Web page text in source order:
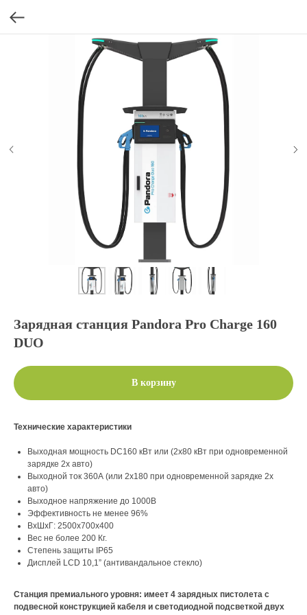
Зарядная станция Pandora Pro Charge 160
DUO
В корзину
Технические характеристики
Выходная мощность DC160 кВт или (2х80 кВт при одновременной
зарядке 2х авто)
Выходной ток 360А (или 2х180 при одновременной зарядке 2х
авто)
Выходное напряжение до 1000В
Эффективность не менее 96%
ВхШхГ: 2500х700х400
Вес не более 200 Кг.
Степень защиты IP65
Дисплей LCD 10,1” (антивандальное стекло)
Станция премиального уровня: имеет 4 зарядных пистолета с
подвесной конструкцией кабеля и светодиодной подсветкой двух